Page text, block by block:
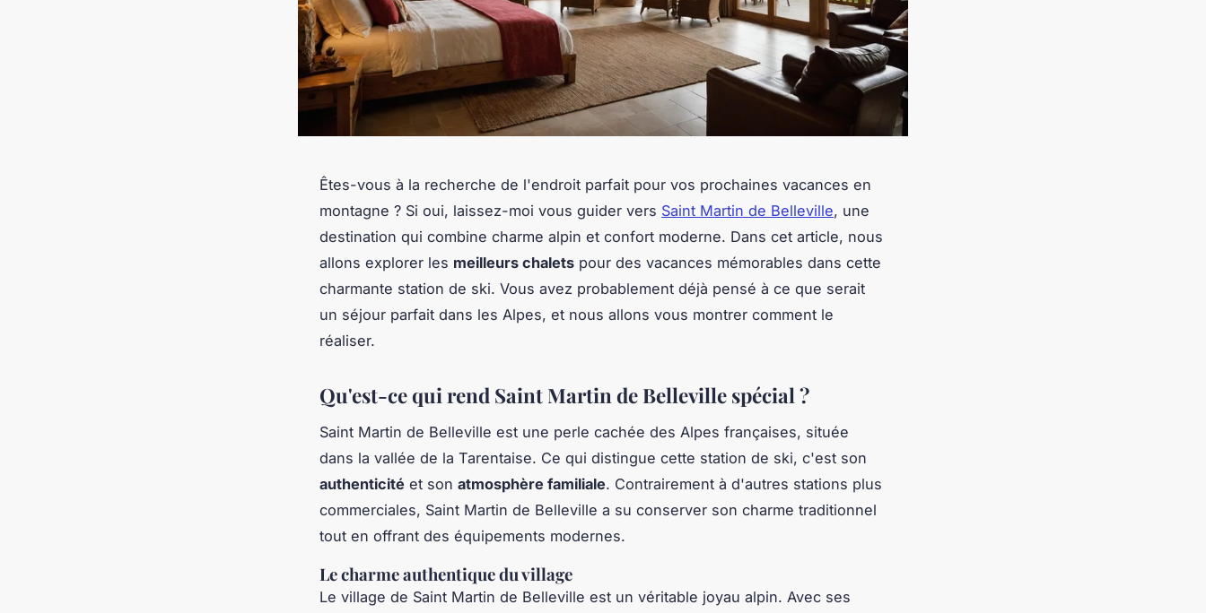
Êtes-vous à la recherche de l'endroit parfait pour vos prochaines vacances en
montagne ? Si oui, laissez-moi vous guider vers Saint Martin de Belleville, une
destination qui combine charme alpin et confort moderne. Dans cet article, nous
allons explorer les meilleurs chalets pour des vacances mémorables dans cette
charmante station de ski. Vous avez probablement déjà pensé à ce que serait
un séjour parfait dans les Alpes, et nous allons vous montrer comment le
réaliser.
Qu'est-ce qui rend Saint Martin de Belleville spécial ?
Saint Martin de Belleville est une perle cachée des Alpes françaises, située
dans la vallée de la Tarentaise. Ce qui distingue cette station de ski, c'est son
authenticité et son atmosphère familiale. Contrairement à d'autres stations plus
commerciales, Saint Martin de Belleville a su conserver son charme traditionnel
tout en offrant des équipements modernes.
Le charme authentique du village
Le village de Saint Martin de Belleville est un véritable joyau alpin. Avec ses